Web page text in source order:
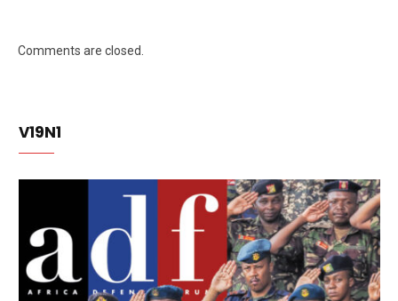
Comments are closed.
V19N1